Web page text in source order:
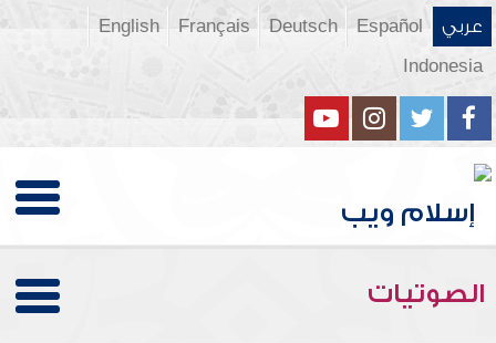
عربي Español
Deutsch
Français
English
Indonesia
الصوتيات